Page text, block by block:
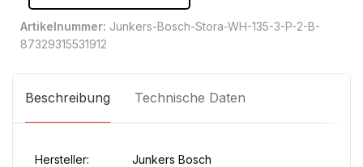
Artikelnummer: Junkers-Bosch-Stora-WH-135-3-P-2-B-
87329315531912
Beschreibung Technische Daten
Hersteller: Junkers Bosch